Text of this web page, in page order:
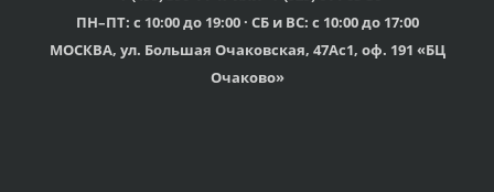
Скидки
членам клуба и
обладателям клубных
Оперативная доставка
ПН–ПТ: с 10:00 до 19:00 · СБ и ВС: с 10:00 до 17:00
МОСКВА, ул. Большая Очаковская, 47Ас1, оф. 191 «БЦ
Очаково»